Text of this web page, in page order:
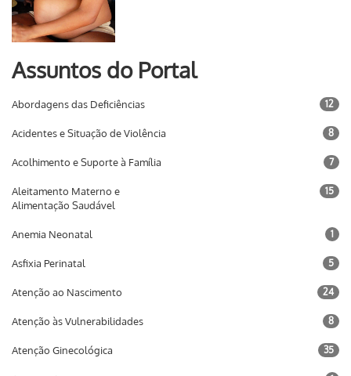
Assuntos do Portal
Abordagens das Deficiências 12
Acidentes e Situação de Violência 8
Acolhimento e Suporte à Família 7
Aleitamento Materno e
Alimentação Saudável
15
Anemia Neonatal 1
Asfixia Perinatal 5
Atenção ao Nascimento 24
Atenção às Vulnerabilidades 8
Atenção Ginecológica 35